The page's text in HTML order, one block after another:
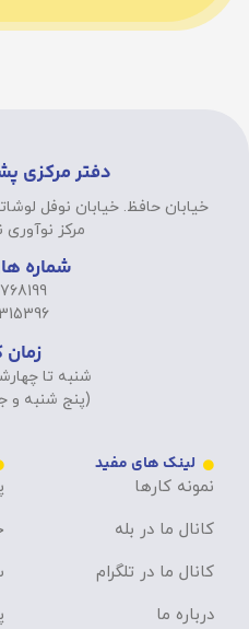
دفتر مرکزی
مرکز نوآوری
شماره
زمان
شنبه تا چهارشنبه 10
(پنج شنبه و
لینک های مفید
نمونه کارها
کانال ما در بله
کانال ما در تلگرام
درباره ما